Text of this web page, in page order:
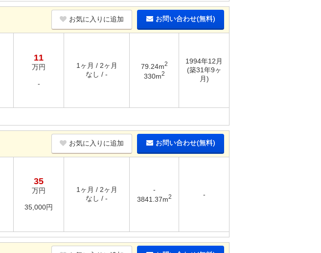
お気に入りに追加 お問い合わせ(無料)
11
万円
-
1ヶ月 / 2ヶ月
なし / -
79.24m2
330m2
1994年12月
(築31年9ヶ
月)
お気に入りに追加 お問い合わせ(無料)
35
万円
35,000円
1ヶ月 / 2ヶ月
なし / -
-
3841.37m2 -